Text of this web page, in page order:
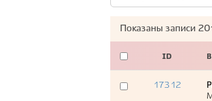
Показаны записи
ID
17312